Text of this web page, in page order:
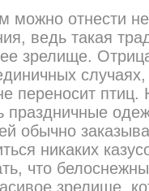
можно отнести
ведь такая
зрелище.
случаях,
переносит птиц.
праздничные
обычно
никаких
что
зрелище,